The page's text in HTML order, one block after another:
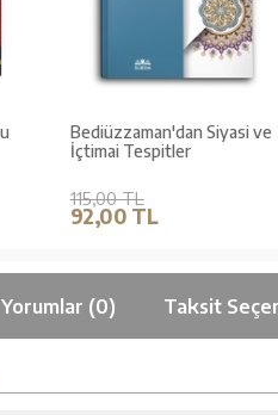
Bediüzzaman'dan Siyasi ve
İçtimai Tespitler
115,00 TL
92,00 TL
Yorumlar (0) Taksit